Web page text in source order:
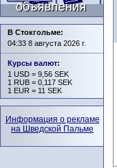
В Стокгольме:
04:33 8 августа 2026 г.
Курсы валют:
1 USD = 9,56 SEK
1 RUB = 0,117 SEK
1 EUR = 11 SEK
Информация о рекламе
на Шведской Пальме